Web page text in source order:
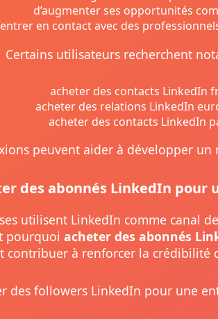
d’augmenter ses opportunités
en contact avec des
Certains utilisateurs recherchent
acheter des contacts LinkedIn
acheter des relations LinkedIn
acheter des contacts LinkedIn
peuvent aider à développer
des abonnés LinkedIn pour
utilisent LinkedIn comme canal
pourquoi acheter des abonnés
contribuer à renforcer la crédibilité
des followers LinkedIn pour une